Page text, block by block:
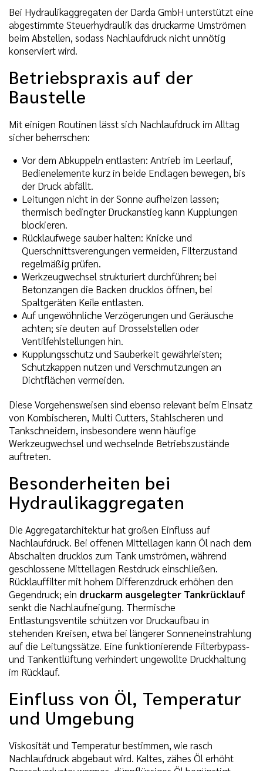
Bei Hydraulikaggregaten der Darda GmbH unterstützt eine
abgestimmte Steuerhydraulik das druckarme Umströmen
beim Abstellen, sodass Nachlaufdruck nicht unnötig
konserviert wird.
Betriebspraxis auf der
Baustelle
Mit einigen Routinen lässt sich Nachlaufdruck im Alltag
sicher beherrschen:
Vor dem Abkuppeln entlasten: Antrieb im Leerlauf,
Bedienelemente kurz in beide Endlagen bewegen, bis
der Druck abfällt.
Leitungen nicht in der Sonne aufheizen lassen;
thermisch bedingter Druckanstieg kann Kupplungen
blockieren.
Rücklaufwege sauber halten: Knicke und
Querschnittsverengungen vermeiden, Filterzustand
regelmäßig prüfen.
Werkzeugwechsel strukturiert durchführen; bei
Betonzangen die Backen drucklos öffnen, bei
Spaltgeräten Keile entlasten.
Auf ungewöhnliche Verzögerungen und Geräusche
achten; sie deuten auf Drosselstellen oder
Ventilfehlstellungen hin.
Kupplungsschutz und Sauberkeit gewährleisten;
Schutzkappen nutzen und Verschmutzungen an
Dichtflächen vermeiden.
Diese Vorgehensweisen sind ebenso relevant beim Einsatz
von Kombischeren, Multi Cutters, Stahlscheren und
Tankschneidern, insbesondere wenn häufige
Werkzeugwechsel und wechselnde Betriebszustände
auftreten.
Besonderheiten bei
Hydraulikaggregaten
Die Aggregatarchitektur hat großen Einfluss auf
Nachlaufdruck. Bei offenen Mittellagen kann Öl nach dem
Abschalten drucklos zum Tank umströmen, während
geschlossene Mittellagen Restdruck einschließen.
Rücklauffilter mit hohem Differenzdruck erhöhen den
Gegendruck; ein druckarm ausgelegter Tankrücklauf
senkt die Nachlaufneigung. Thermische
Entlastungsventile schützen vor Druckaufbau in
stehenden Kreisen, etwa bei längerer Sonneneinstrahlung
auf die Leitungssätze. Eine funktionierende Filterbypass-
und Tankentlüftung verhindert ungewollte Druckhaltung
im Rücklauf.
Einfluss von Öl, Temperatur
und Umgebung
Viskosität und Temperatur bestimmen, wie rasch
Nachlaufdruck abgebaut wird. Kaltes, zähes Öl erhöht